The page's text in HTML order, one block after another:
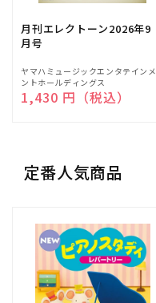
月刊エレクトーン2026年9
月号
販
売
元:
ヤマハミュージックエンタテインメ
ントホールディングス
通常価格
1,430 円（税込）
定番人気商品